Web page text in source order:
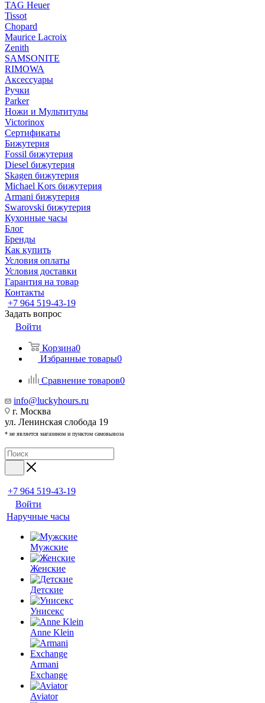
TAG Heuer
Tissot
Chopard
Maurice Lacroix
Zenith
SAMSONITE
RIMOWA
Аксессуары
Ручки
Parker
Ножи и Мультитулы
Victorinox
Сертификаты
Бижутерия
Fossil бижутерия
Diesel бижутерия
Skagen бижутерия
Michael Kors бижутерия
Armani бижутерия
Swarovski бижутерия
Кухонные часы
Блог
Бренды
Как купить
Условия оплаты
Условия доставки
Гарантия на товар
Контакты
+7 964 519-43-19
Задать вопрос
Войти
Корзина0
Избранные товары0
Сравнение товаров0
info@luckyhours.ru
г. Москва
ул. Ленинская слобода 19
* не является магазином и пунктом самовывоза
+7 964 519-43-19
Войти
Наручные часы
Мужские
Женские
Детские
Унисекс
Anne Klein
Armani
Exchange
Aviator